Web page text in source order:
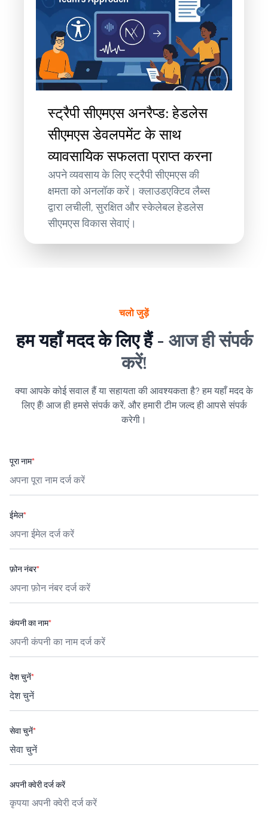
स्ट्रैपी सीएमएस अनरैप्ड: हेडलेस
सीएमएस डेवलपमेंट के साथ
व्यावसायिक सफलता प्राप्त करना
अपने व्यवसाय के लिए स्ट्रैपी सीएमएस की
क्षमता को अनलॉक करें। क्लाउडएक्टिव लैब्स
द्वारा लचीली, सुरक्षित और स्केलेबल हेडलेस
सीएमएस विकास सेवाएं।
चलो जुड़ें
हम यहाँ मदद के लिए हैं - आज ही संपर्क
करें!
क्या आपके कोई सवाल हैं या सहायता की आवश्यकता है? हम यहाँ मदद के
लिए हैं! आज ही हमसे संपर्क करें, और हमारी टीम जल्द ही आपसे संपर्क
करेगी।
पूरा नाम*
ईमेल*
फ़ोन नंबर*
कंपनी का नाम*
देश चुनें*
सेवा चुनें*
अपनी क्वेरी दर्ज करें